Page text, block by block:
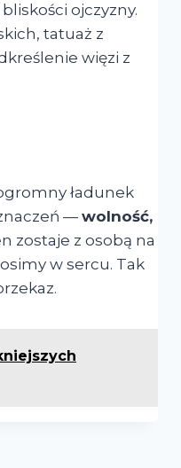
ojczyzny.
tatuaż z
więzi z
ładunek
— wolność,
zostaje z osobą na
w sercu. Tak